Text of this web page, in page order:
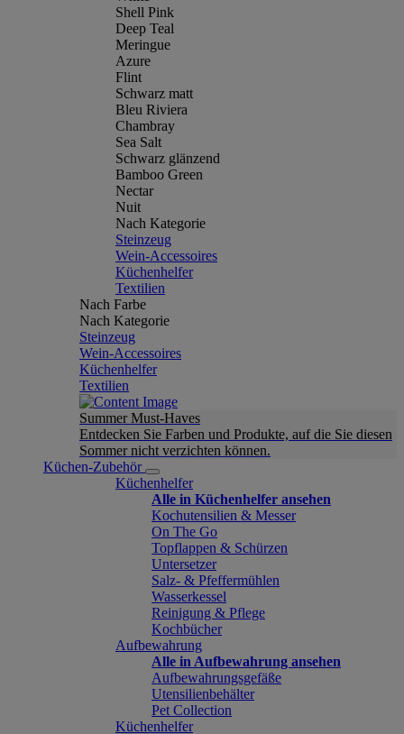
Shell Pink
Deep Teal
Meringue
Azure
Flint
Schwarz matt
Bleu Riviera
Chambray
Sea Salt
Schwarz glänzend
Bamboo Green
Nectar
Nuit
Nach Kategorie
Steinzeug
Wein-Accessoires
Küchenhelfer
Textilien
Nach Farbe
Nach Kategorie
Steinzeug
Wein-Accessoires
Küchenhelfer
Textilien
Summer Must-Haves
Entdecken Sie Farben und Produkte, auf die Sie diesen
Sommer nicht verzichten können.
Küchen-Zubehör
Küchenhelfer
Alle in Küchenhelfer ansehen
Kochutensilien & Messer
On The Go
Topflappen & Schürzen
Untersetzer
Salz- & Pfeffermühlen
Wasserkessel
Reinigung & Pflege
Kochbücher
Aufbewahrung
Alle in Aufbewahrung ansehen
Aufbewahrungsgefäße
Utensilienbehälter
Pet Collection
Küchenhelfer